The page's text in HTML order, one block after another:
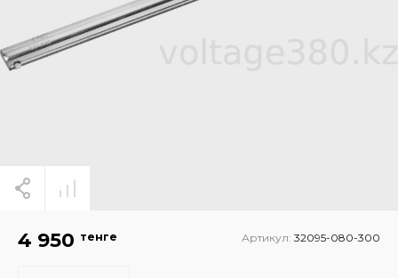
4 950 тенге Артикул: 32095-080-300